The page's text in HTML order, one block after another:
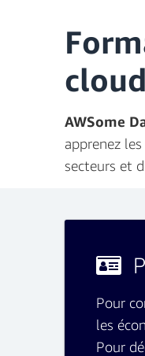
cloud
AWSome
apprenez
secteurs et
Pour
les
Pour